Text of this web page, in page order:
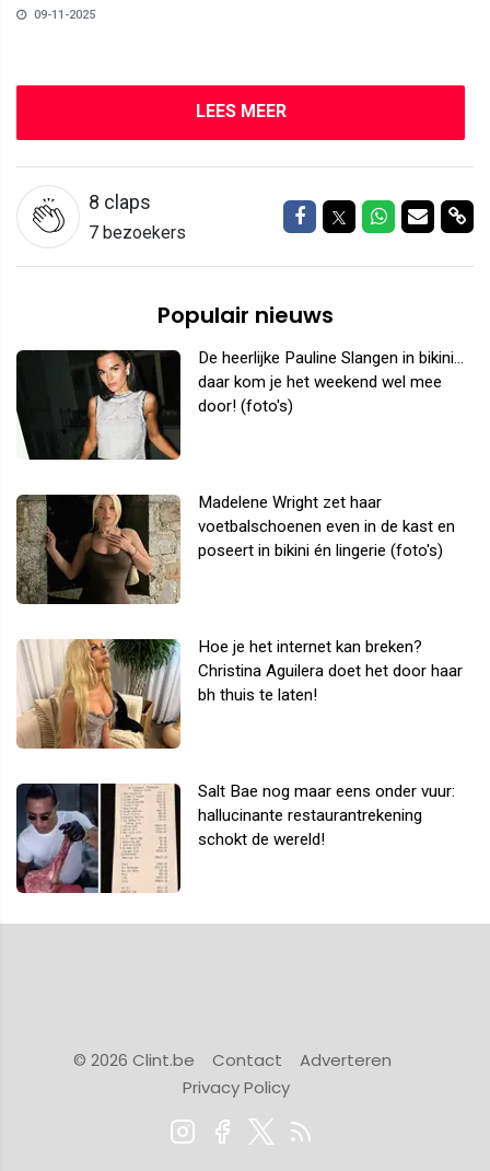
09-11-2025
LEES MEER
8 claps
7 bezoekers
Delen op Facebook
Delen op Twitter
Delen op
Delen
Populair nieuws
De heerlijke Pauline Slangen in bikini...
daar kom je het weekend wel mee
door! (foto's)
Madelene Wright zet haar
voetbalschoenen even in de kast en
poseert in bikini én lingerie (foto's)
Hoe je het internet kan breken?
Christina Aguilera doet het door haar
bh thuis te laten!
Salt Bae nog maar eens onder vuur:
hallucinante restaurantrekening
schokt de wereld!
© 2026 Clint.be Contact
Adverteren
Privacy Policy